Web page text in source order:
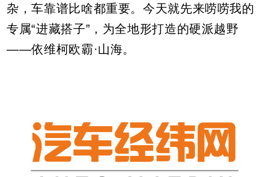
杂，车靠谱比啥都重要。今天就先来唠唠我的
专属“进藏搭子”，为全地形打造的硬派越野
——依维柯欧霸·山海。